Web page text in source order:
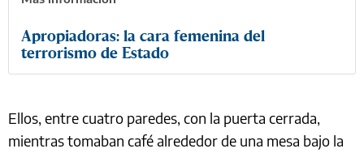
Apropiadoras: la cara femenina del
terrorismo de Estado
Ellos, entre cuatro paredes, con la puerta cerrada,
mientras tomaban café alrededor de una mesa bajo la